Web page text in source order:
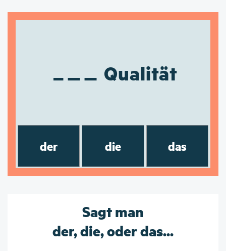
Qualität
der die das
Sagt man
der, die, oder das...